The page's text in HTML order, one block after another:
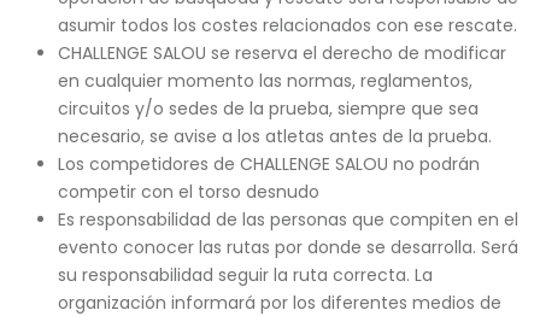
asumir todos los costes relacionados con ese rescate.
CHALLENGE SALOU se reserva el derecho de modificar
en cualquier momento las normas, reglamentos,
circuitos y/o sedes de la prueba, siempre que sea
necesario, se avise a los atletas antes de la prueba.
Los competidores de CHALLENGE SALOU no podrán
competir con el torso desnudo
Es responsabilidad de las personas que compiten en el
evento conocer las rutas por donde se desarrolla. Será
su responsabilidad seguir la ruta correcta. La
organización informará por los diferentes medios de